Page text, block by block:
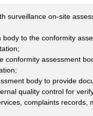
surveillance on-site
body to the conformity
;
conformity assessment
;
body to provide
quality control for
complaints records